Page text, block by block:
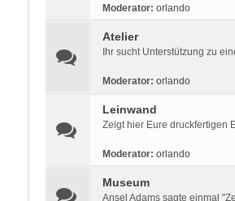
Moderator: orlando
Atelier
Ihr sucht Unterstützung zu
Moderator: orlando
Leinwand
Zeigt hier Eure druckfertigen
Moderator: orlando
Museum
Ansel Adams sagte einmal